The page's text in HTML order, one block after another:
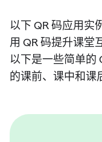
以下 QR 码应用实
用 QR 码提升课堂
以下是一些简单的
的课前、课中和课